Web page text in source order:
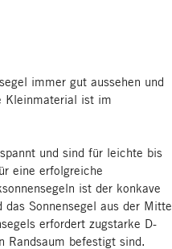
immer gut aussehen und
Kleinmaterial ist im
und sind für leichte bis
eine erfolgreiche
ist der konkave
Sonnensegel aus der Mitte
erfordert zugstarke D-
Randsaum befestigt sind.